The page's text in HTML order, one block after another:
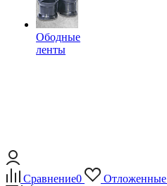
Ободные
ленты
Сравнение0 Отложенные